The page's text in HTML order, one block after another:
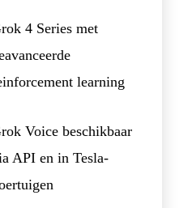
4 Series met
learning
Voice beschikbaar
API en in Tesla-